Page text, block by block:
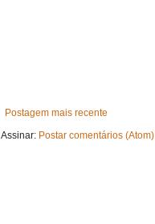
Postagem mais recente
Assinar: Postar comentários (Atom)